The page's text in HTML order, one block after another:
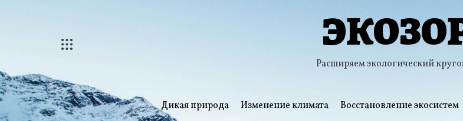
Расширяем экологический
Дикая природа Изменение климата Восстановление экосистем